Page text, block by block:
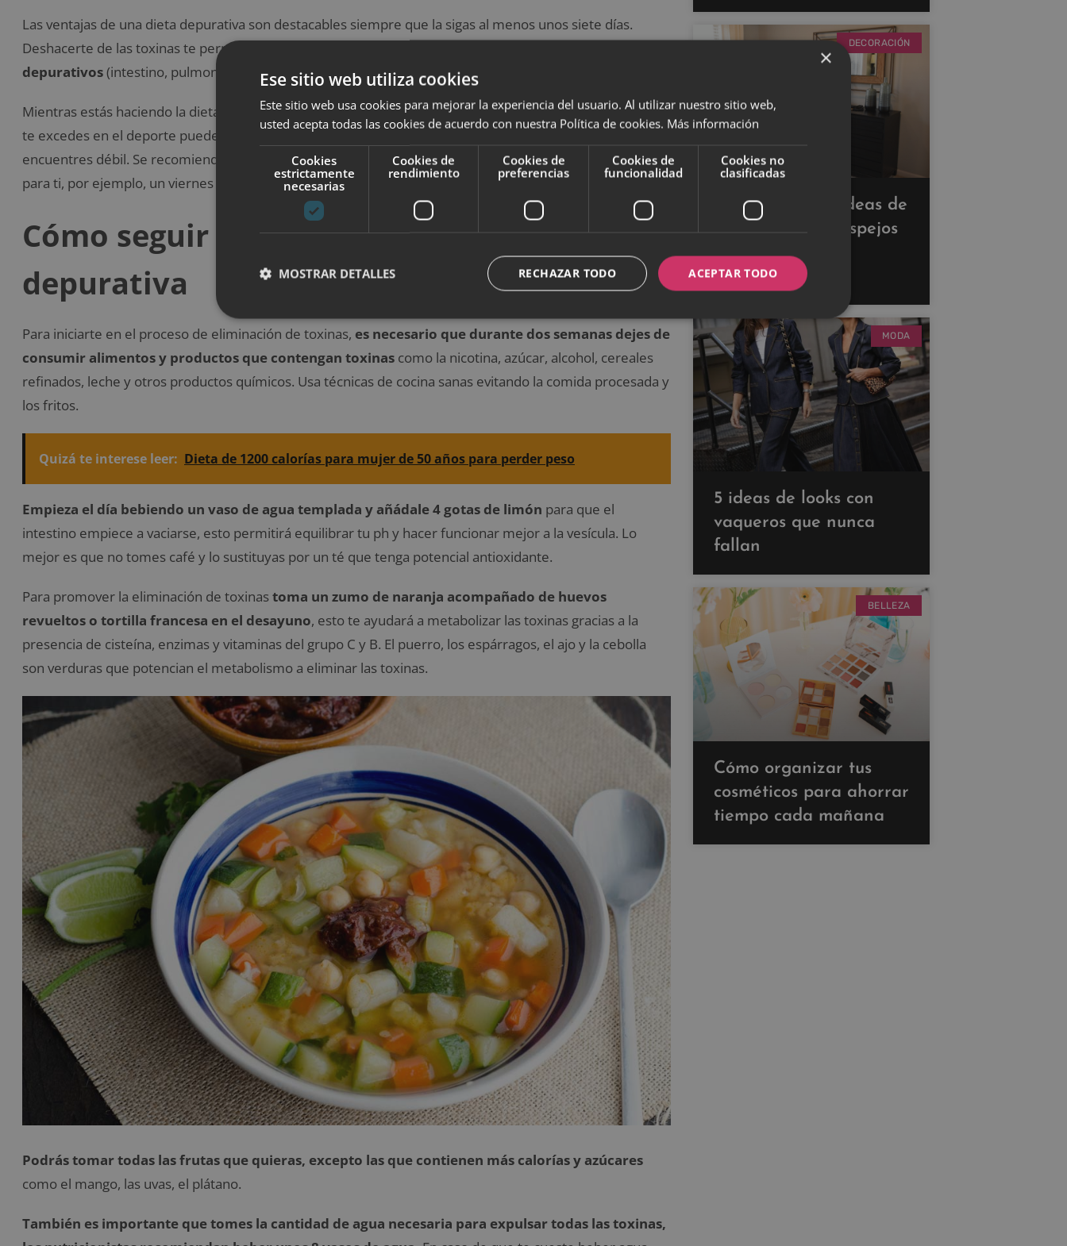
Las ventajas de una dieta depurativa son destacables siempre que la sigas al menos unos siete días.
Deshacerte de las toxinas te permitirá
depurativos(intestino, pulmones, hígado, vesícula, piel, etc.)
Mientras estás haciendo la dieta depurativano es bueno que hagas mucho ejercicio mientras, pues si
te excedes en el deporte puede hacer que te sientas cansada, pierdas músculos y, en definitiva, te
encuentres débil. Se recomienda que hagas una dieta depurativa intensiva cuando tienes más tiempo
para ti, por ejemplo, un viernes porque no trabajes el fin de semana o en época de vacaciones.
Cómo seguir el plan de una dieta
depurativa
Para iniciarte en el proceso de eliminación de toxinas, es necesario que durante dos semanas dejes de
consumir alimentos y productos que contengan toxinas como la nicotina, azúcar, alcohol, cereales
refinados, leche y otros productos químicos. Usa técnicas de cocina sanas evitando la comida procesada y
los fritos.
Quizá te interese leer: Dieta de 1200 calorías para mujer de 50 años para perder peso
Empieza el día bebiendo un vaso de agua templada y añádale 4 gotas de limón para que el
intestino empiece a vaciarse, esto permitirá equilibrar tu ph y hacer funcionar mejor a la vesícula. Lo
mejor es que no tomes café y lo sustituyas por un té que tenga potencial antioxidante.
Para promover la eliminación de toxinastoma un zumo de naranja acompañado de huevos
revueltos o tortilla francesa en el desayuno, esto te ayudará a metabolizar las toxinas gracias a la
presencia de cisteína, enzimas y vitaminas del grupo C y B. El puerro, los espárragos, el ajo y la cebolla
son verduras que potencian el metabolismo a eliminar las toxinas.
Podrás tomar todas las frutas que quieras, excepto las que contienen más calorías y azúcares
como el mango, las uvas, el plátano.
También es importante que tomes la cantidad de agua necesaria para expulsar todas las toxinas,
DECORACIÓN
Descubre estas ideas de
decoración con espejos
para ampliar tus
espacios
MODA
5 ideas de looks con
vaqueros que nunca
fallan
BELLEZA
Cómo organizar tus
cosméticos para ahorrar
tiempo cada mañana
×
Ese sitio web utiliza cookies
Este sitio web usa cookies para mejorar la experiencia del usuario. Al utilizar nuestro sitio web,
usted acepta todas las cookies de acuerdo con nuestra Política de cookies. Más información
Cookies
estrictamente
necesarias
Cookies de
rendimiento
Cookies de
preferencias
Cookies de
funcionalidad
Cookies no
clasificadas
ACEPTAR TODO
RECHAZAR TODO
MOSTRAR DETALLES